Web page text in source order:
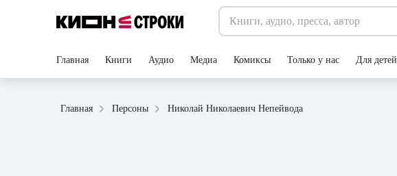
Главная Книги Аудио Медиа Комиксы Только у нас Для детей
Главная Персоны Николай Николаевич Непейвода